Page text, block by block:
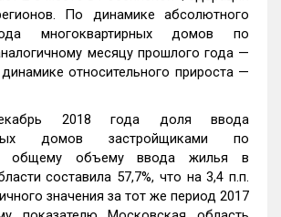
По динамике абсолютного
многоквартирных домов по
месяцу прошлого года —
относительного прироста —
2018 года доля ввода
домов застройщиками по
общему объему ввода жилья в
составила 57,7%, что на 3,4 п.п.
значения за тот же период 2017